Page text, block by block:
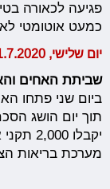
פגיעה לכאורה
כמעט אוטומטי
יום שלישי, 21.7.2020
שביתת האחים
ביום שני פתחו
תוך יום הושג
יקבלו
מערכת בריאות